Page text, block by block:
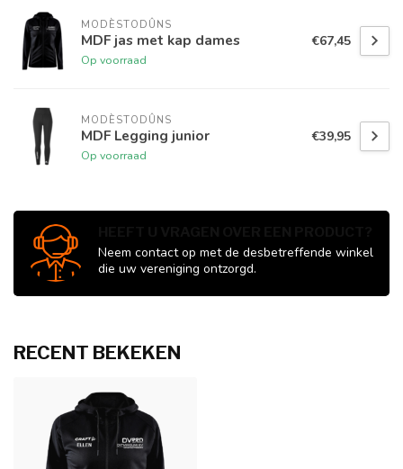
MODÈSTODÛNS
MDF jas met kap dames
Op voorraad
€67,45
MODÈSTODÛNS
MDF Legging junior
Op voorraad
€39,95
Neem contact op met de desbetreffende winkel
die uw vereniging ontzorgd.
RECENT BEKEKEN